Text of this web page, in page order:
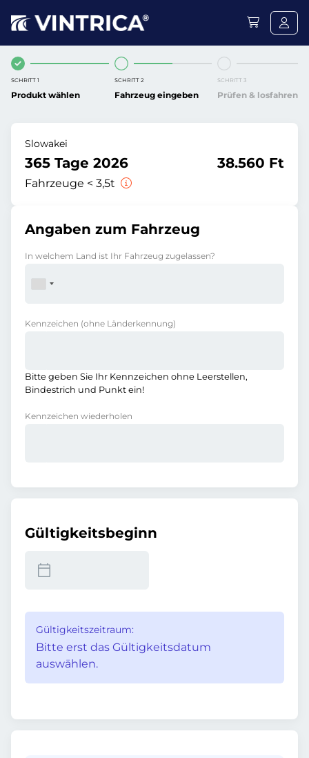
SCHRITT 1
Produkt wählen
SCHRITT 2
Fahrzeug eingeben
SCHRITT 3
Prüfen & losfahren
Slowakei
365 Tage 2026
Fahrzeuge < 3,5t
38.560 Ft
Angaben zum Fahrzeug
In welchem Land ist Ihr Fahrzeug zugelassen?
Kennzeichen (ohne Länderkennung)
Bitte geben Sie Ihr Kennzeichen ohne Leerstellen,
Bindestrich und Punkt ein!
Kennzeichen wiederholen
Gültigkeitsbeginn
Gültigkeitszeitraum:
Bitte erst das Gültigkeitsdatum
auswählen.